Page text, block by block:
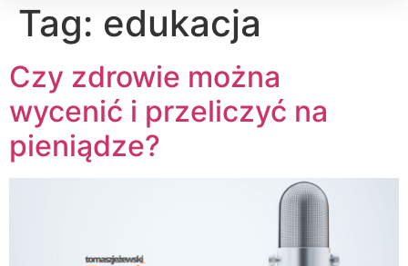
Tag: edukacja
Czy zdrowie można
wycenić i przeliczyć na
pieniądze?